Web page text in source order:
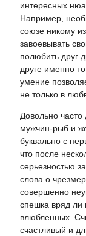
интересных
Например,
союзе никому
завоевывать
полюбить друг
друге именно
умение
не только в
Довольно
мужчин-рыб и
буквально с
что после
серьезностью
слова о
совершенно
спешка вряд ли
влюбленных.
счастливый и